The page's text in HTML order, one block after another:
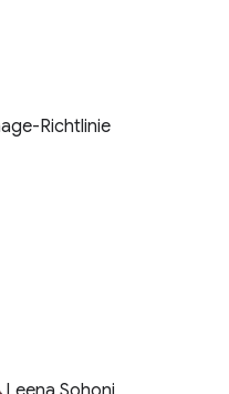
Richtlinie